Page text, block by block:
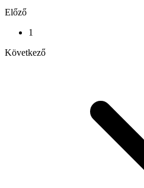
Előző
1
Következő